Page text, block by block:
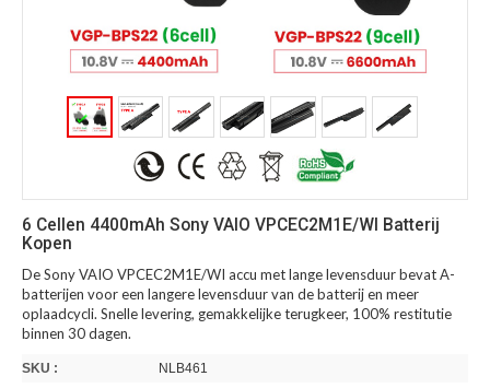
6 Cellen 4400mAh Sony VAIO VPCEC2M1E/WI Batterij
Kopen
De Sony VAIO VPCEC2M1E/WI accu met lange levensduur bevat A-
batterijen voor een langere levensduur van de batterij en meer
oplaadcycli. Snelle levering, gemakkelijke terugkeer, 100% restitutie
binnen 30 dagen.
SKU :
NLB461